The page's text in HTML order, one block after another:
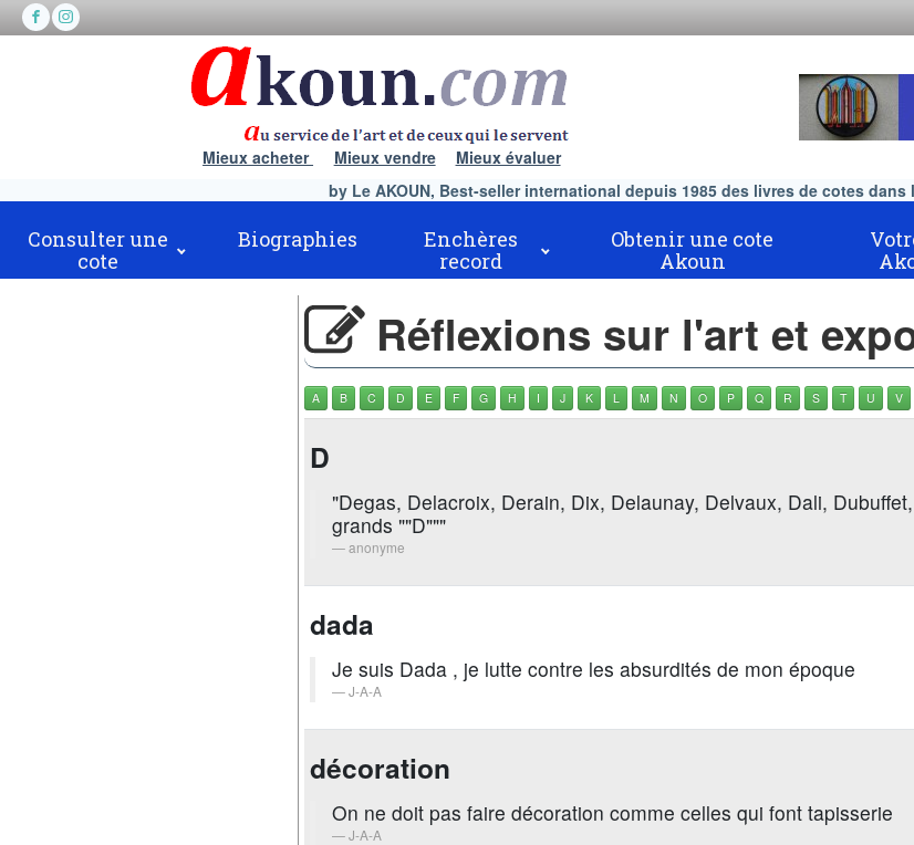
Mieux acheter Mieux vendre
Mieux évaluer
by Le AKOUN, Best-seller international depuis 1985 des livres de cotes dans
Consulter une
cote
Biographies
Enchères
record
Obtenir une cote
Akoun
Réflexions sur l'art et
A B C D E F G H I J K L M N O P Q R S T U V
D
"Degas, Delacroix, Derain, Dix, Delaunay, Delvaux, Dali,
grands ""D"""
anonyme
dada
Je suis Dada , je lutte contre les absurdités de mon époque
J-A-A
décoration
On ne doit pas faire décoration comme celles qui font tapisserie
J-A-A